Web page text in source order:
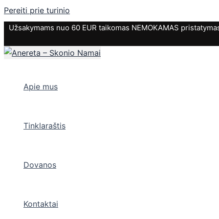
Pereiti prie turinio
Užsakymams nuo 60 EUR taikomas NEMOKAMAS
Apie mus
Tinklaraštis
Dovanos
Kontaktai